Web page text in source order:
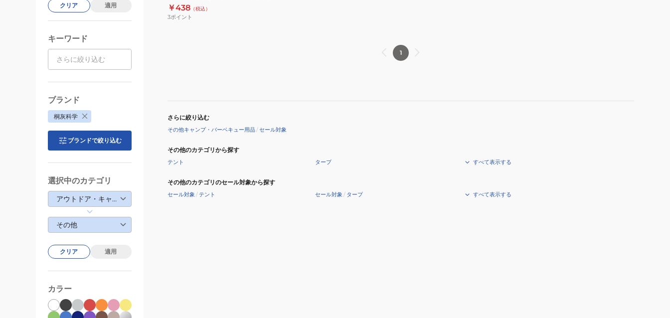
￥438 （税込）
3ポイント
1
さらに絞り込む
その他キャンプ・バーベキュー用品/セール対象
その他のカテゴリから探す
テント タープ すべて表示する
その他のカテゴリのセール対象から探す
セール対象 /テント セール対象 / タープ すべて表示する
クリア 適用
キーワード
ブランド
桐灰科学
ブランドで絞り込む
選択中のカテゴリ
アウトドア・キャンプ
その他
クリア 適用
カラー